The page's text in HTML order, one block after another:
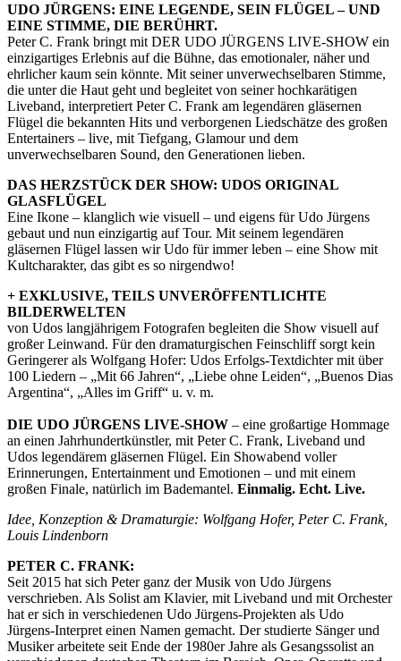
UDO JÜRGENS: EINE LEGENDE, SEIN FLÜGEL – UND
EINE STIMME, DIE BERÜHRT.
Peter C. Frank bringt mit DER UDO JÜRGENS LIVE-SHOW ein
einzigartiges Erlebnis auf die Bühne, das emotionaler, näher und
ehrlicher kaum sein könnte. Mit seiner unverwechselbaren Stimme,
die unter die Haut geht und begleitet von seiner hochkarätigen
Liveband, interpretiert Peter C. Frank am legendären gläsernen
Flügel die bekannten Hits und verborgenen Liedschätze des großen
Entertainers – live, mit Tiefgang, Glamour und dem
unverwechselbaren Sound, den Generationen lieben.
DAS HERZSTÜCK DER SHOW: UDOS ORIGINAL
GLASFLÜGEL
Eine Ikone – klanglich wie visuell – und eigens für Udo Jürgens
gebaut und nun einzigartig auf Tour. Mit seinem legendären
gläsernen Flügel lassen wir Udo für immer leben – eine Show mit
Kultcharakter, das gibt es so nirgendwo!
+ EXKLUSIVE, TEILS UNVERÖFFENTLICHTE
BILDERWELTEN
von Udos langjährigem Fotografen begleiten die Show visuell auf
großer Leinwand. Für den dramaturgischen Feinschliff sorgt kein
Geringerer als Wolfgang Hofer: Udos Erfolgs-Textdichter mit über
100 Liedern – „Mit 66 Jahren“, „Liebe ohne Leiden“, „Buenos Dias
Argentina“, „Alles im Griff“ u. v. m.
DIE UDO JÜRGENS LIVE-SHOW – eine großartige Hommage
an einen Jahrhundertkünstler, mit Peter C. Frank, Liveband und
Udos legendärem gläsernen Flügel. Ein Showabend voller
Erinnerungen, Entertainment und Emotionen – und mit einem
großen Finale, natürlich im Bademantel. Einmalig. Echt. Live.
Idee, Konzeption & Dramaturgie: Wolfgang Hofer, Peter C. Frank,
Louis Lindenborn
PETER C. FRANK:
Seit 2015 hat sich Peter ganz der Musik von Udo Jürgens
verschrieben. Als Solist am Klavier, mit Liveband und mit Orchester
hat er sich in verschiedenen Udo Jürgens-Projekten als Udo
Jürgens-Interpret einen Namen gemacht. Der studierte Sänger und
Musiker arbeitete seit Ende der 1980er Jahre als Gesangssolist an